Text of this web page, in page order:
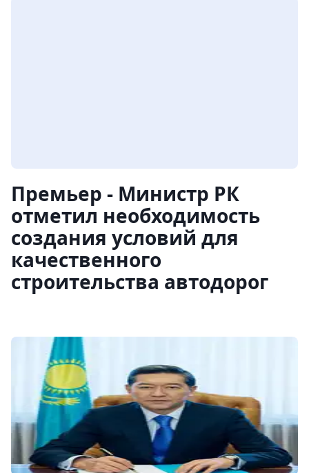
Премьер - Министр РК
отметил необходимость
создания условий для
качественного
строительства автодорог